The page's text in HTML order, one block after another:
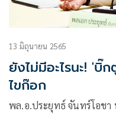
13 มิถุนายน 2565
ยังไม่มีอะไรนะ! 'บิ๊
ไขก๊อก
พล.อ.ประยุทธ์ จันทร์โอชา